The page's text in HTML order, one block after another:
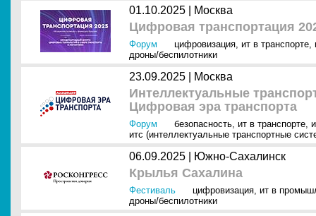
01.10.2025 | Москва
Цифровая транспортация
Форум цифровизация, ит в транспорте,
дроны/беспилотники
23.09.2025 | Москва
Интеллектуальные
Цифровая эра транспорта
Форум безопасность, ит в транспорте,
итс (интеллектуальные транспортные
06.09.2025 | Южно-Сахалинск
Крылья Сахалина
Фестиваль цифровизация, ит в
дроны/беспилотники